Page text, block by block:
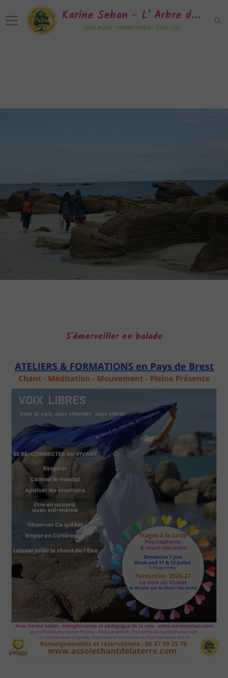
Karine Seban - L' Arbre de Vie Sonore
soulager - harmoniser - eveiller
S'émerveiller en balade
Accompagnement
Ateliers
Parcours de Vie
Agenda
Espace Membres
Livre d'or